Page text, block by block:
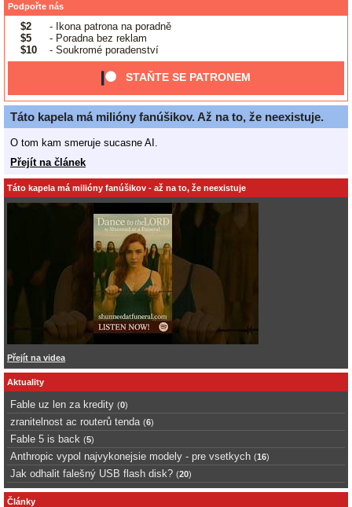
Podpořte nás
$2
- Ikona patrona na poradně
$5
- Poradna bez reklam
$10
- Soukromé poradenství
STAŇTE SE PATRONEM
Táto kapela má milióny fanúšikov. Až na to, že neexistuje.
O tom kam smeruje sucasne AI.
Přejít na článek
Táto kapela má milióny fanúšikov - až na to, že neexistuje
Přejít na videa
Aktuality
Fable uz len za kredity (0)
zranitelnost ac routerů tenda (6)
Fable 5 is back (5)
Anthropic vypol najvykonejsie modely - pre vsetkych (16)
Jak odhalit falešný USB flash disk? (20)
Články